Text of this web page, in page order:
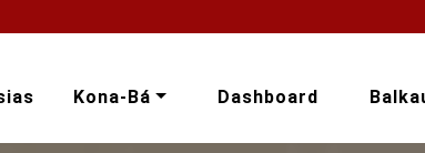
Kona-Bá Dashboard